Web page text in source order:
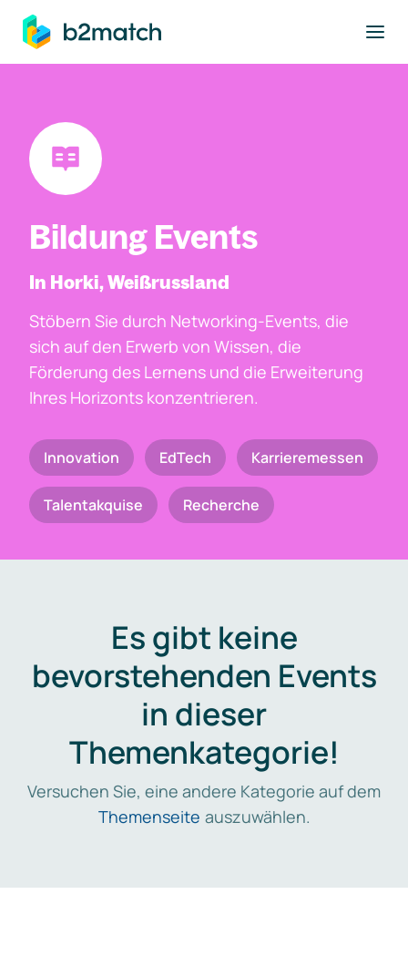
springen
Bildung Events
In Horki, Weißrussland
Stöbern Sie durch Networking-Events, die
sich auf den Erwerb von Wissen, die
Förderung des Lernens und die Erweiterung
Ihres Horizonts konzentrieren.
Innovation EdTech Karrieremessen
Talentakquise Recherche
Es gibt keine
bevorstehenden Events
in dieser
Themenkategorie!
Versuchen Sie, eine andere Kategorie auf dem
Themenseite auszuwählen.